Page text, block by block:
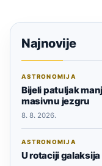
Najnovije
ASTRONOMIJA
Bijeli patuljak
masivnu jezgru
8. 8. 2026.
ASTRONOMIJA
U rotaciji